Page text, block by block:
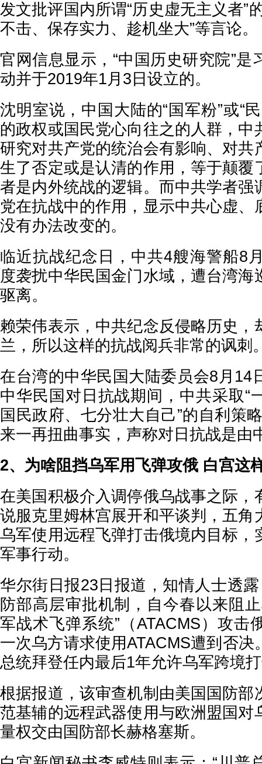
发文批评国内所谓“历史虚无主义者”
不击、保存实力、趁机坐大”等言论。
官网信息显示，“中国历史研究院”是
动并于2019年1月3日设立的。
沈明室说，中国大陆的“国军粉”或“
的政权或国民党心向往之的人群，中
研究对共产党的统治会有影响、对共
生了否定或是认清的作用，等于颠覆
者是内外统战的逻辑。而中共学者强
党在抗战中的作用，显示中共心虚、
没有办法改变的。
临近抗战纪念日，中共4艘海警船8
度袭扰中华民国金门水域，遭台湾海
驱离。
赖荣伟表示，中共纪念反侵略历史，
兰，所以这样的抗战阅兵非常的讽刺
在台湾的中华民国大陆委员会8月14
中华民国对日抗战期间，中共采取“
国民政府、七分壮大自己”的自利策
来一再扭曲事实，声称对日抗战是由
2、为啥阻挡乌军用飞弹攻俄 白宫这
在美国积极介入调停俄乌战事之际，
说服克里姆林宫展开和平谈判，五角
乌军使用远程飞弹打击俄境内目标，
军事行动。
华尔街日报23日报道，知情人士透
防部高层审批机制，自今春以来阻
军战术飞弹系统”（ATACMS）攻击
一次乌方请求使用ATACMS遭到否决
总统拜登任内最后1年允许乌军跨境
根据报道，该审查机制由美国国防部
范基辅的远程武器使用与欧洲盟国对
量权交由国防部长赫格塞斯。